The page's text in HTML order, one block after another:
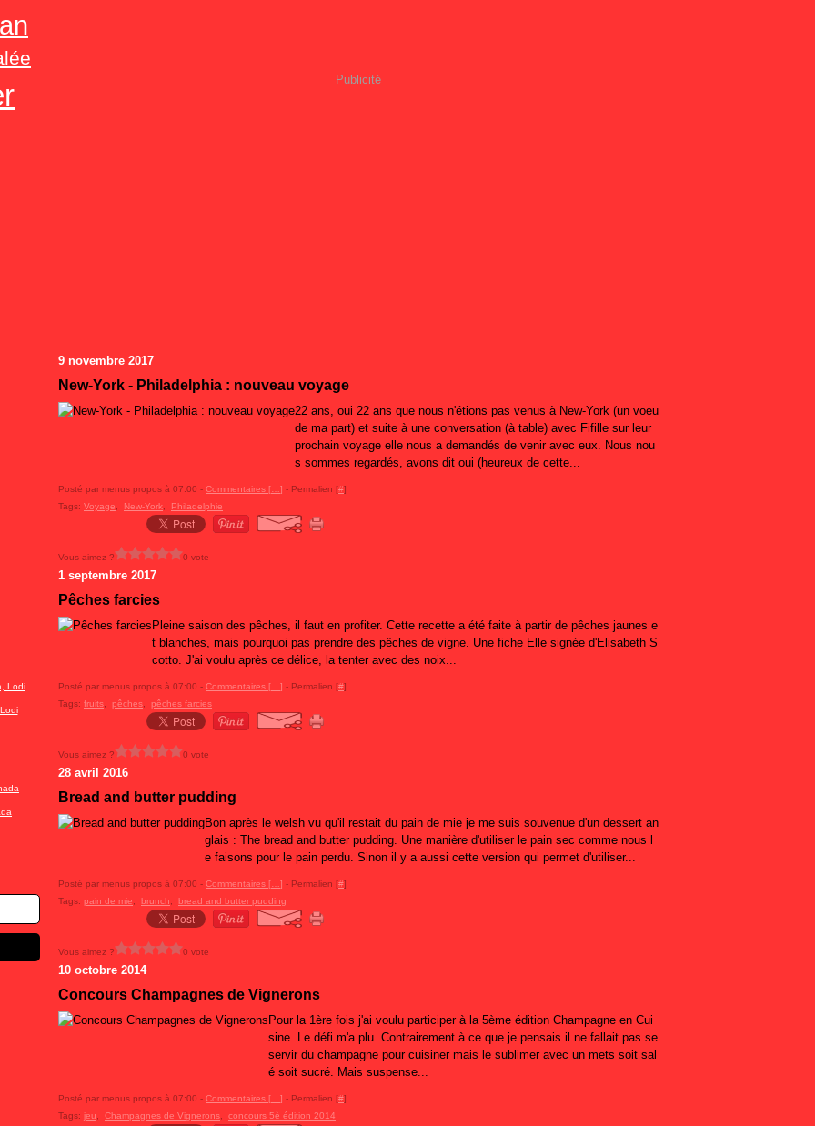
Publicité
9 novembre 2017
New-York - Philadelphia : nouveau voyage
22 ans, oui 22 ans que nous n'étions pas venus à New-York (un voeu
de ma part) et suite à une conversation (à table) avec Fifille sur leur
prochain voyage elle nous a demandés de venir avec eux. Nous nou
s sommes regardés, avons dit oui (heureux de cette...
Posté par menus propos à 07:00 - Commentaires [ ] - Permalien [#]
Tags: Voyage New-York Philadelphie
Vous aimez ? 0 vote
1 septembre 2017
Pêches farcies
Pleine saison des pêches, il faut en profiter. Cette recette a été faite à partir de pêches jaunes e
t blanches, mais pourquoi pas prendre des pêches de vigne. Une fiche Elle signée d'Elisabeth S
cotto. J'ai voulu après ce délice, la tenter avec des noix...
Posté par menus propos à 07:00 - Commentaires [ ] - Permalien [#]
Tags: fruits pêches pêches farcies
Vous aimez ? 0 vote
28 avril 2016
Bread and butter pudding
Bon après le welsh vu qu'il restait du pain de mie je me suis souvenue d'un dessert an
glais : The bread and butter pudding. Une manière d'utiliser le pain sec comme nous l
e faisons pour le pain perdu. Sinon il y a aussi cette version qui permet d'utiliser...
Posté par menus propos à 07:00 - Commentaires [ ] - Permalien [#]
Tags: pain de mie brunch bread and butter pudding
Vous aimez ? 0 vote
10 octobre 2014
Concours Champagnes de Vignerons
Pour la 1ère fois j'ai voulu participer à la 5ème édition Champagne en Cui
sine. Le défi m'a plu. Contrairement à ce que je pensais il ne fallait pas se
servir du champagne pour cuisiner mais le sublimer avec un mets soit sal
é soit sucré. Mais suspense...
Posté par menus propos à 07:00 - Commentaires [ ] - Permalien [#]
Tags: jeu Champagnes de Vignerons concours 5è édition 2014